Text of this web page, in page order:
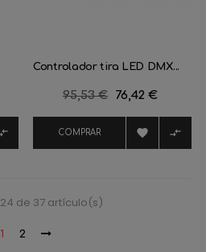
Controlador tira LED DMX...
Precio
95,53 € Precio
76,42 €
COMPRAR  
de 37 artículo(s)
1 2